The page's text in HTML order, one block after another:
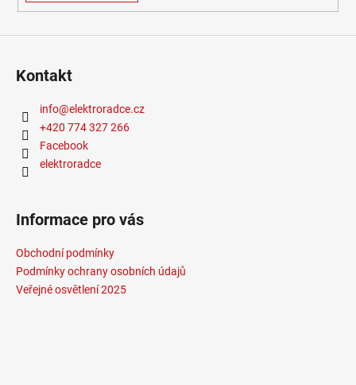
Kontakt
info@elektroradce.cz
+420 774 327 266
Facebook
elektroradce
Informace pro vás
Obchodní podmínky
Podmínky ochrany osobních údajů
Veřejné osvětlení 2025